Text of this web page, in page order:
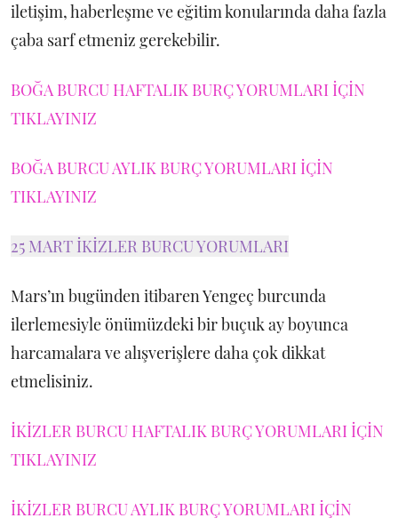
iletişim, haberleşme ve eğitim konularında daha fazla
çaba sarf etmeniz gerekebilir.
BOĞA BURCU HAFTALIK BURÇ YORUMLARI İÇİN
TIKLAYINIZ
BOĞA BURCU AYLIK BURÇ YORUMLARI İÇİN
TIKLAYINIZ
25 MART İKİZLER BURCU YORUMLARI
Mars’ın bugünden itibaren Yengeç burcunda
ilerlemesiyle önümüzdeki bir buçuk ay boyunca
harcamalara ve alışverişlere daha çok dikkat
etmelisiniz.
İKİZLER BURCU HAFTALIK BURÇ YORUMLARI İÇİN
TIKLAYINIZ
İKİZLER BURCU AYLIK BURÇ YORUMLARI İÇİN